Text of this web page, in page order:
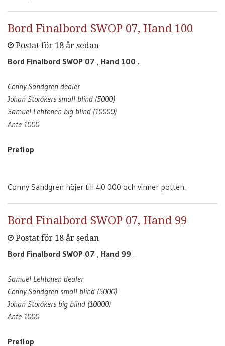
Bord Finalbord SWOP 07, Hand 100
Postat för 18 år sedan
Bord Finalbord SWOP 07 , Hand 100 .
Conny Sandgren dealer
Johan Storåkers small blind (5000)
Samuel Lehtonen big blind (10000)
Ante 1000
Preflop
Conny Sandgren höjer till 40 000 och vinner potten.
Bord Finalbord SWOP 07, Hand 99
Postat för 18 år sedan
Bord Finalbord SWOP 07 , Hand 99 .
Samuel Lehtonen dealer
Conny Sandgren small blind (5000)
Johan Storåkers big blind (10000)
Ante 1000
Preflop